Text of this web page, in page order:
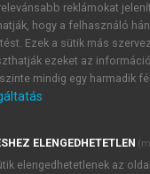
a MeRSZ újdonságairól,
az Akadémiai Kiadó Zrt.
tájékoztatóbanfoglaltakat
reklámokat
hogy a felhasználó
Ezek a sütik más
ezeket az
mindig egy harmadik
ELENGEDHETETLEN
elengedhetetlenek az